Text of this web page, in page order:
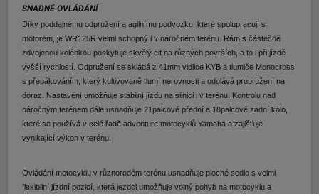
SNADNÉ OVLÁDÁNÍ
Díky poddajnému odpružení a agilnímu podvozku, které spolupracují s
motorem, je WR125R velmi schopný i v náročném terénu. Rám s částečně
zdvojenou kolébkou poskytuje skvělý cit na různých površích, a to i při jízdě
vyšší rychlostí. Odpružení se skládá z 41mm vidlice KYB a tlumiče Monocross
s přepákováním, který kultivovaně tlumí nerovnosti a odolává propružení na
doraz. Nastavení umožňuje stabilní jízdu na silnici i v terénu. Kontrolu nad
náročným terénem dále usnadňuje 21palcové přední a 18palcové zadní kolo,
které se používá v celé řadě adventure motocyklů Yamaha a zajišťuje
vynikající výkon v terénu.
Ovládání motocyklu v různorodém terénu usnadňuje ploché sedlo s velmi
flexibilní jízdní pozicí, která jezdci umožňuje volný pohyb na motocyklu a